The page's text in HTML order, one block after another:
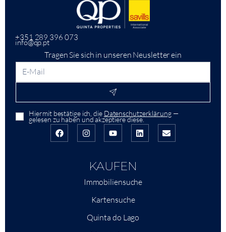
+351 289 396 073
info@qp.pt
Tragen Sie sich in unseren Neusletter ein
Hiermit bestätige ich, die Datenschutzerklärung—
gelesen zu haben und akzeptiere diese.
KAUFEN
Immobiliensuche
Kartensuche
Quinta do Lago